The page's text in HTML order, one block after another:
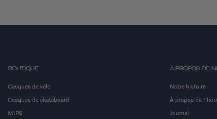
BOUTIQUE
Casques de vélo
Casques de skateboard
MIPS
À PROPOS DE
Notre histoire
À propos de
Journal